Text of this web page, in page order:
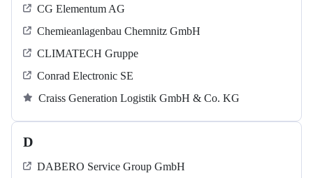
CG Elementum AG
Chemieanlagenbau Chemnitz GmbH
CLIMATECH Gruppe
Conrad Electronic SE
Craiss Generation Logistik GmbH & Co. KG
D
DABERO Service Group GmbH